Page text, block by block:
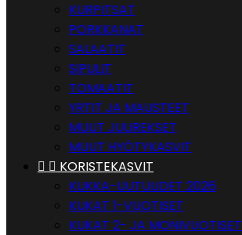
KURPITSAT
PORKKANAT
SALAATIT
SIPULIT
TOMAATIT
YRTIT JA MAUSTEET
MUUT JUUREKSET
MUUT HYÖTYKASVIT
  KORISTEKASVIT
KUKKA-UUTUUDET 2026
KUKAT 1-VUOTISET
KUKAT 2- JA MONIVUOTISET